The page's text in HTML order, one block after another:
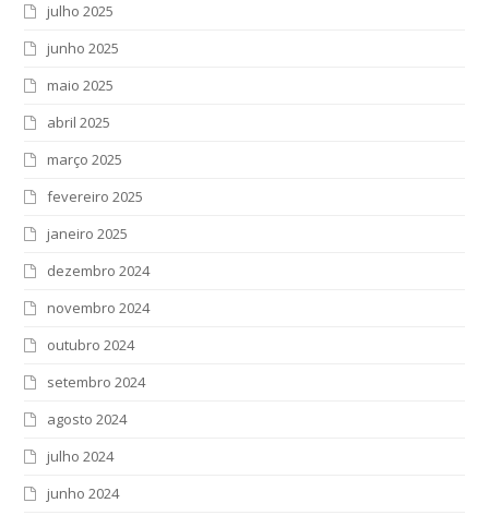
julho 2025
junho 2025
maio 2025
abril 2025
março 2025
fevereiro 2025
janeiro 2025
dezembro 2024
novembro 2024
outubro 2024
setembro 2024
agosto 2024
julho 2024
junho 2024